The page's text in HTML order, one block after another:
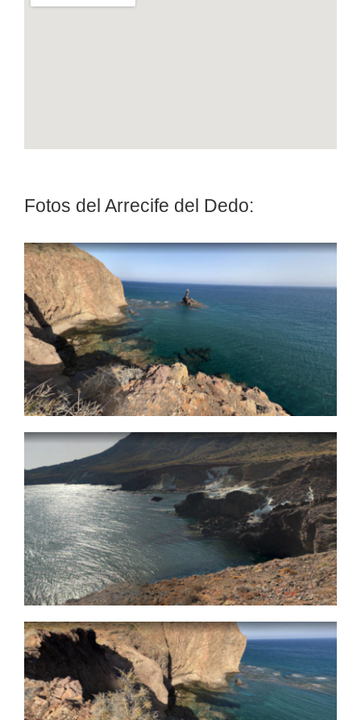
Fotos del Arrecife del Dedo: